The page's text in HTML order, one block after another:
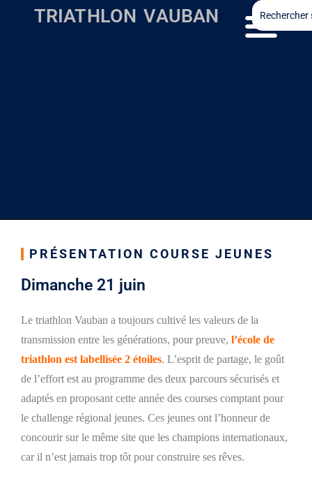
TRIATHLON VAUBAN
PRÉSENTATION COURSE JEUNES
Dimanche 21 juin
Le triathlon Vauban a toujours cultivé les valeurs de la
transmission entre les générations, pour preuve, l’école de
triathlon est labellisée 2 étoiles. L’esprit de partage, le goût
de l’effort est au programme des deux parcours sécurisés et
adaptés en proposant cette année des courses comptant pour
le challenge régional jeunes. Ces jeunes ont l’honneur de
concourir sur le même site que les champions internationaux,
car il n’est jamais trop tôt pour construire ses rêves.